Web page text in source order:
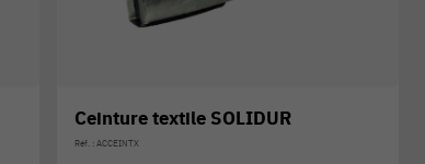
Ceinture textile SOLIDUR
Réf. : ACCEINTX